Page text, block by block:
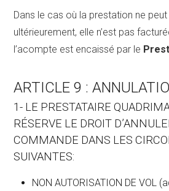
Dans le cas où la prestation ne
ultérieurement, elle n’est pas
l’acompte est encaissé par le
ARTICLE 9 :
1- LE PRESTATAIRE
RÉSERVE LE DROIT
COMMANDE DANS LES
SUIVANTES:
NON AUTORISATION DE VOL